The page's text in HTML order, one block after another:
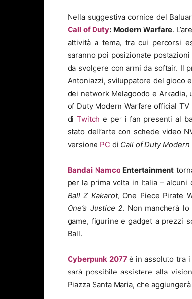
Nella suggestiva cornice del
Call of Duty: Modern Warfare.
attività a tema, tra cui percorsi
saranno poi posizionate postazioni
da svolgere con armi da softair. Il
Antoniazzi, sviluppatore del gioco
dei network Melagoodo e Arkadia,
of Duty Modern Warfare official
diTwitch e per i fan presenti al
stato dell’arte con schede video
versione PC di Call of Duty Modern
Bandai NamcoEntertainment
per la prima volta in Italia –
Ball Z Kakarot, One Piece Pirate
One’s Justice 2. Non mancherà
game, figurine e gadget a prezzi
Ball.
Cyberpunk 2077 è in assoluto tra i
sarà possibile assistere alla
Piazza Santa Maria, che